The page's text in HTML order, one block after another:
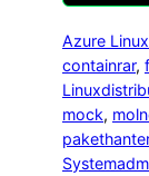
Azure
containrar,
mock,